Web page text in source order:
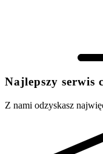
Najlepszy serwis
Z nami odzyskasz